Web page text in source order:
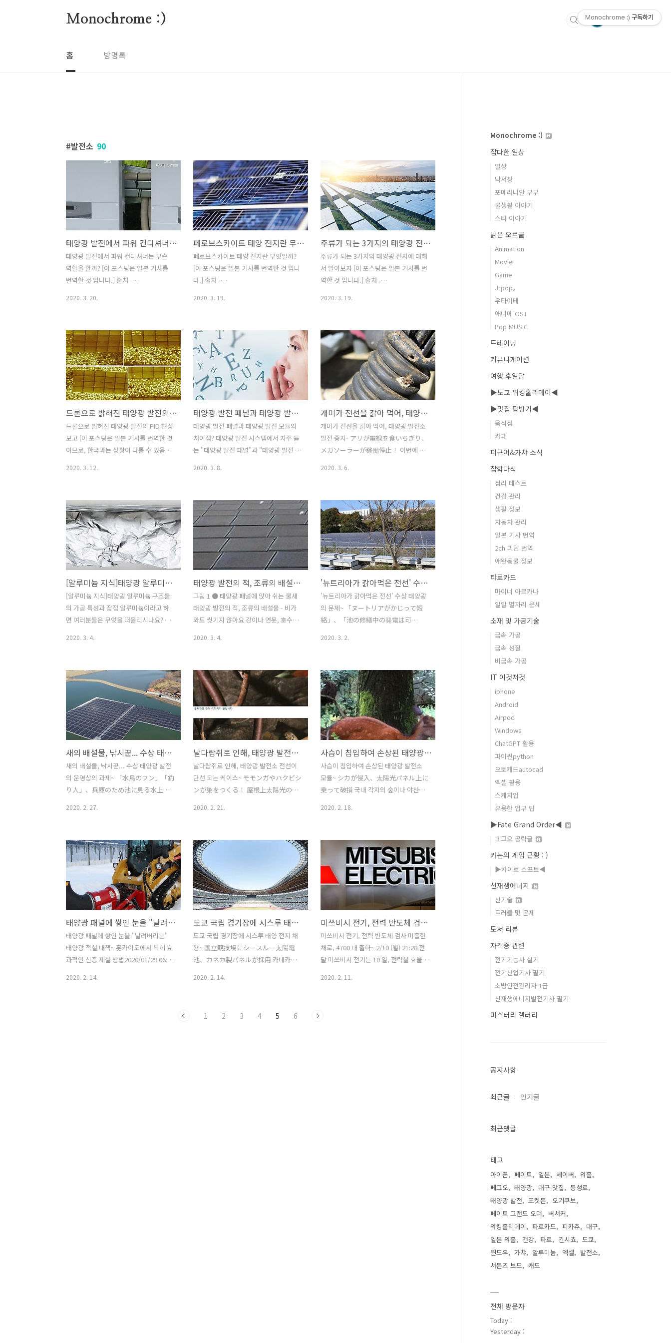
Monochrome :)
홈 방명록
발전소 90
태양광 발전에서 파워 컨디셔너는 무슨 역할을 할까?
태양광 발전에서 파워 컨디셔너는 무슨
역할을 할까? [이 포스팅은 일본 기사를
번역한 것 입니다.] 출처 -
전한 전력을 가정에서 사용하며, 전기 요
금을 절약하고 발전한 전력을 전력 회사
에 판매하여 부수입을 얻는 등, 다양한 장
점이 있는 태양광. 설치시에는 지붕에 탑
재하는 '태양광 패널'의 매수 및 성능만을
신경쓰기 쉽상이지만, 발전량을 극대화하
기 위해서는'파워 컨디셔너'의 성능에 주
목해야 합니다. 그런 이유로 이번에는 태
양광 발전 시스템의 핵심이라 할 수 있는
'파워 컨디셔너'에 대하여 그 기능이나 선
택 포인트를 함께 공부합시다. 태양광 발
2020. 3. 20.
페로브스카이트 태양 전지란 무엇일까?
페로브스카이트 태양 전지란 무엇일까?
[이 포스팅은 일본 기사를 번역한 것 입니
다.] 출처 -
금까지 어떤 재료도 실현 시키지 못한 압
도적인 스피드로 변환 효율이 상승하고
있으며, 실리콘 전지에 육박하는 16% 이
상의 변환 효율까지 진화 하고 있는 태양
전지 중 하나입니다. 또한 메가 솔라나 주
택용 모듈에서 활용되는 결정질 실리콘
태양 전지는 탄생 후, 약 60년 이상 경과
하였지만, 세계적으로도 연구가 진행되고
있는 가운데 신형 태양 전지로서 주목을
받고 있습니다. 보급률은 아직 연구 단계
라고 할 수 있지만, 미래에 기대가 높은 태
2020. 3. 19.
주류가 되는 3가지의 태양광 전지에 대해서 알아보자
주류가 되는 3가지의 태양광 전지에 대해
서 알아보자 [이 포스팅은 일본 기사를 번
역한 것 입니다.] 출처 -
2019/11/18 - 각종 태양전지의 장/단점
알아보기 (태양광 패널 종류) 2020/01/15
- 태양 전지의 변환 효율을 향상시키는,
새로운 반도체 폴리머를 개발
2020/03/06 - 태양광 발전 모듈, 패널을
순위 형식으로 소개합니다 태양 전지는
반도체를 기초로 만들어져 있습니다만,
어떻게 발전하는지 아십니까? 그 구조를
먼저 복습해 보겠습니다. 태양 전지의 원
리는 '광전 효과'태양 전지의 원리가 되는
것은 '광전 효과'. 쉽게 설명하면 태양..
2020. 3. 19.
드론으로 밝혀진 태양광 발전의 PID 현상 보고
드론으로 밝혀진 태양광 발전의 PID 현상
보고 [이 포스팅은 일본 기사를 번역한 것
이므로, 한국과는 상황이 다를 수 있음을
행체)에 의한 공중 촬영으로 인해 PID
(potential-induced degradation)로
의심되는 태양광 패널을 발견하는 사례가
나왔다. PID (potential-induced
degradation)란? 전위 유도 열화는 소위
미광 전류에 의해 발생하는 결정질 광기
전 모듈에서의 잠재적 유도 성능 저하이
다. 이 효과는 최대 30%의 전력 손실을
유발할 수 있다. 태양 전지의 구조 ..
2020. 3. 12.
태양광 발전 패널과 태양광 발전 모듈의 차이점?
태양광 발전 패널과 태양광 발전 모듈의
차이점? 태양광 발전 시스템에서 자주 듣
는 "태양광 발전 패널"과 "태양광 발전 모
일본 웹 사이트 번역글임을 명시합니다.]
출처 - https://www.taiyo-
co.jp/84791/ - 태양광 발전 패널과 태양
광 발전 모듈의 차이는 호칭! 결론부터 우
선 말하자면 "태양광 발전 패널"과 "태양
광 발전 모듈'이 가리키는 대상은 모두 동
일한 것 입니다. 따라서 "태양광 발전 패
널"과 "태양광 발전 모듈"의 차이는 호칭
뿐이라는 것입니다. 따라서 "태양광 발전
패널"과 "태양광 발전 모듈" 두 호칭을 사
용하여도 틀린 것은 아닙니다. 그렇지만,
2020. 3. 8.
개미가 전선을 갉아 먹어, 태양광 발전소 발전 중지
개미가 전선을 갉아 먹어, 태양광 발전소
발전 중지- アリが電線を食いちぎり、
メガソーラーが稼働停止！ 이번에 소
게 진 이야기" 라는 일화 같은 예이다. 이
미지 1 ● 개미가 뚫은 것으로 보이는 배
관의 구멍 관동 지방에있는 출력 1MW의
메가 솔라에서 원격 감시 시스템을 통해
파워 컨디셔너 (PCS)이 발전을 정지했다
는 경보가 도착했다. 경보를 받고, 전기 주
임 기술자는 메가 솔라에 도착하였다.
PCS의 표시 화면을 검토한 결과, 태양광
패널의 발전 전력이 PCS에 입력 될 때까
지의 직류 회로 누전(절연 불량에 의해 전
류가 대지로 흘러 버리는 상태)이 되고 있
2020. 3. 6.
[알루미늄 지식]태양광 알루미늄 구조물의 가공 특성과 장점
[알루미늄 지식]태양광 알루미늄 구조물
의 가공 특성과 장점 알루미늄이라고 하
면 여러분들은 무엇을 떠올리시나요? 주
에는 그런, 일상의 여기저기에서 사용되
고 있는 알루미늄에 대한 소개를 하고자
합니다. 알루미늄의 기초 지식과 역사, 가
공상의 특성, 각종 알루미늄 재료에 대해
서 설명하고알루미늄을 사용하는 장/단점
까지 알기 쉽게 해설토록 하겠습니다.
2020/02/25 - 알루미늄 구조물의 특징,
종류에 대해서 알아봅니다. 알루미늄의
기초 지식 알루미늄이라하면, 이미지로서
가볍고 매끄럽고 휘어지기 쉬운 이미지가
있습니다. 그 이미지대로 알루미늄은 철
성질..
2020. 3. 4.
태양광 발전의 적, 조류의 배설물 - 비가 와도 씻기지 않아요
그림 1 ● 태양광 패널에 앉아 쉬는 물새
태양광 발전의 적, 조류의 배설물 - 비가
와도 씻기지 않아요 강이나 연못, 호수에
지상 설치형의 메가 솔라의 예. 많은 태양
광 패널 위에 하얀 배설물이 넓게 덮고 있
다. 잠시 앉아서 쉬는 것 뿐이라면 발전 사
업에 미치는 영향은 적지만, 태양광 패널
에 배설물을 남길 수 있다. 물새의 경우에
는 까마귀와 비둘기 등의 배설물에 비해
한층 넓은 범위를 하얗게 덮어 버린다. 마
치 페인트를 칠한 것 같은 상태가 된다. 그
림 2 ● 창고에 태양광 패널에 서 있는 물
새 예를 들어, 창고의 지붕 위를 활용한 어
떤 메가 솔라 (대규모 태양광 발전소)의 경
2020. 3. 4.
'뉴트리아가 갉아먹은 전선' 수상 태양광의 문제
'뉴트리아가 갉아먹은 전선' 수상 태양광
의 문제~ 「ヌートリアがかじって短
絡」、「池の修繕中の発電は可
솔라는 순조롭게 발전하고 있다. 연간 예
상 발전량의 약 210만kWh에 대해 평균
230만kWh 이상으로 추이하고 있으며,
240만kWh 이상까지 발전할 때도 있었다.
연못의 물이 태양광 패널을 식히고 여름
고온기에도 발전 효율이 저하하기 어려워
진다. '냉각 효과'에 대해서는 정확하게
비교 검증 할 수있는 데이터는 없지만, 지
상 설치형에 비해 발전량이 크게 차이가
나는 것을 체감하게 된다. 그러나 수상 태
양광 발전 특유의 문제도 있다.
상 태양광..
2020. 3. 2.
새의 배설물, 낚시꾼... 수상 태양광 발전의 운영상의 과제
새의 배설물, 낚시꾼... 수상 태양광 발전
의 운영상의 과제~ 「水鳥のフン」「釣
り人」、兵庫のため池に見る水上太
장점 중 가장 큰 것은 잡초 대책이다. 노지
형은 풀 베기와 제초제의 정기적인 살포
시에 자갈이나 방초 시트 등 잡초의 육성
을 억제하는 구조를 설치하는 등 어떤 대
책이 필요한 경우가 대부분이다. 풀 베기
작업과 제초제의 살포는 정기적으로 일정
한 비용이 발생한다. 수상형 태양광 발전
소의 경우 잡초 대책이 거의 필요 없다. 이
는 같은 규모의 고압 노지형 태양광 발전
소와 수상형 태양광 발전소를 비교 하면
'수상형 마다 약 억엔 단위의 잡초 대책 비
있..
2020. 2. 27.
날다람쥐로 인해, 태양광 발전소 전선이 단선 되는 케이스
날다람쥐로 인해, 태양광 발전소 전선이
단선 되는 케이스~ モモンガやハクビシ
ンが巣をつくる！ 屋根上太陽光の思
에서 발생하여, 날다람쥐와 사향 고양이
가 둥지를 튼 것으로 보인다 주택 태양광
발전 시스템의 발전량이 기존보다 크게
낮아져 이 주택에 가서 상황을 조사했다.
태양광 패널과 연결 상자, 파워 컨디셔너
(PCS) 등에는 문제가 없는 것으로 나타났
다. 그래서 전선이나 커넥터를 통해 연결
에 문제가 있는지 알아 보았다. 주택의 지
붕의 경우 전선이나 커넥터는 태양광 패
널과 지붕이 인접해 있기 때문에 육안으
로 확인하기가 어렵다. 지붕에 설치된 태
있는 상태의 전..
2020. 2. 21.
사슴이 침입하여 손상된 태양광 발전소 모듈
사슴이 침입하여 손상된 태양광 발전소
모듈~ シカが侵入、太陽光パネル上に
乗って破損 국내 각지의 숲이나 야산에
에 미치는 영향이 심각해지고있다. 마을
에 접근하여 농작물을 먹는 등 피해가 잇
따르고있다. 사슴은 도약능력이 높다. 높
이 1.8m 등 울타리를 외주에 설치해도 울
타리 바깥 슬로프에서 올라가는 것 같은
지형 등 주변 환경이나 설치 상황에 따라
울타리를 뛰어 넘어 현장에 침입 해 올 수
있다. 또한 울타리에 틈이 있으면, 거기에
서 침입하는 경우도 있다. 태양광 발전소
에 점검 시태양 광 패널의 커버 유리가 깨
져, 그 균열의 기점으로 큰 타격 같은 흔적
..
2020. 2. 18.
태양광 패널에 쌓인 눈을 "날려버리는" 태양광 적설 대책
태양광 패널에 쌓인 눈을 "날려버리는"
태양광 적설 대책~ 홋카이도에서 특히 효
과적인 신종 제설 방법2020/01/29 06:00
2020. 2. 14.
도쿄 국립 경기장에 시스루 태양광 발전 전지 채용
도쿄 국립 경기장에 시스루 태양 전지 채
용~ 国立競技場にシースルー太陽電
池、カネカ製パネルが採用 카네카는
양광 발전이 가능하며, 채광성과 조망을
2020. 2. 14.
미쓰비시 전기, 전력 반도체 검사 미흡한 채로, 4700대 출하
미쓰비시 전기, 전력 반도체 검사 미흡한
채로, 4700 대 출하~ 2/10 (월) 21:28 전
달 미쓰비시 전기는 10 일, 전력을 효율적
2020. 2. 11.
1 2 3 4 5 6
Monochrome :)
잡다한 일상
일상
낙서장
포메라니안 무무
물생활 이야기
스타 이야기
낡은 오르골
Animation
Movie
Game
J-pop。
우타이테
애니메 OST
Pop MUSIC
트레이닝
커뮤니케이션
여행 후일담
▶도쿄 워킹홀리데이◀
▶맛집 탐방기◀
음식점
카페
피규어&가챠 소식
잡학다식
심리 테스트
건강 관리
생활 정보
자동차 관리
일본 기사 번역
2ch 괴담 번역
애완동물 정보
타로카드
마이너 아르카나
일일 별자리 운세
소재 및 가공기술
금속 가공
금속 성질
비금속 가공
IT 이것저것
iphone
Android
Airpod
Windows
ChatGPT 활용
파이썬python
오토캐드autocad
엑셀 활용
스케치업
유용한 업무 팁
▶Fate Grand Order◀
페그오 공략글
카논의 게임 근황 : )
▶카이로 소프트◀
신재생에너지
신기술
트러블 및 문제
도서 리뷰
자격증 관련
전기기능사 실기
전기산업기사 필기
소방안전관리자 1급
신재생에너지발전기사 필기
미스터리 갤러리
공지사항
최근글 인기글
최근댓글
태그
아이폰 페이트 일본 세이버
워홀
페그오
태양광 대구 맛집
동성로
태양광 발전
포켓몬
오기쿠보
페이트 그랜드 오더
버서커
워킹홀리데이
타로카드 피카츄
대구
일본 워홀
건강 타로 긴시쵸
도쿄
윈도우
가챠 알루미늄 엑셀
발전소
서몬즈 보드
캐드
전체 방문자
Today :
Yesterday :
Monochrome :) 구독하기